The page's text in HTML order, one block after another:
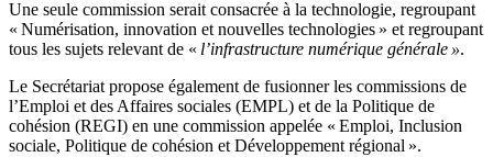
Une seule commission serait consacrée à la technologie, regroupant
« Numérisation, innovation et nouvelles technologies » et regroupant
tous les sujets relevant de « l’infrastructure numérique générale ».
Le Secrétariat propose également de fusionner les commissions de
l’Emploi et des Affaires sociales (EMPL) et de la Politique de
cohésion (REGI) en une commission appelée « Emploi, Inclusion
sociale, Politique de cohésion et Développement régional ».